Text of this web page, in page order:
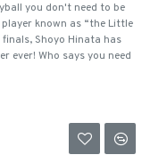
you don't need to be
known as “the Little
Shoyo Hinata has
ever! Who says you need